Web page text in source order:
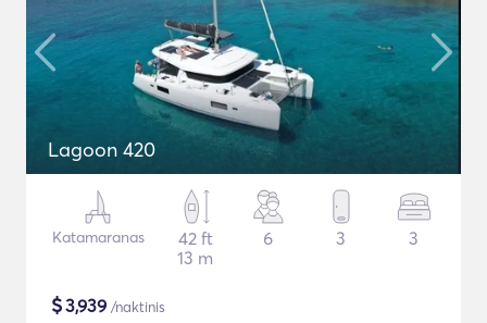
Lagoon 420
Katamaranas
42 ft
13 m
6 3 3
$3,939 /naktinis